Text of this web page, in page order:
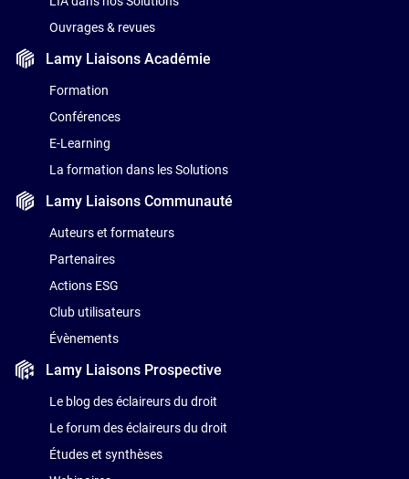
Ouvrages & revues
Lamy LiaisonsAcadémie
Formation
Conférences
E-Learning
La formation dans les Solutions
Lamy LiaisonsCommunauté
Auteurs et formateurs
Partenaires
Actions ESG
Club utilisateurs
Évènements
Lamy Liaisons Prospective
Le blog des éclaireurs du droit
Le forum des éclaireurs du droit
Études et synthèses